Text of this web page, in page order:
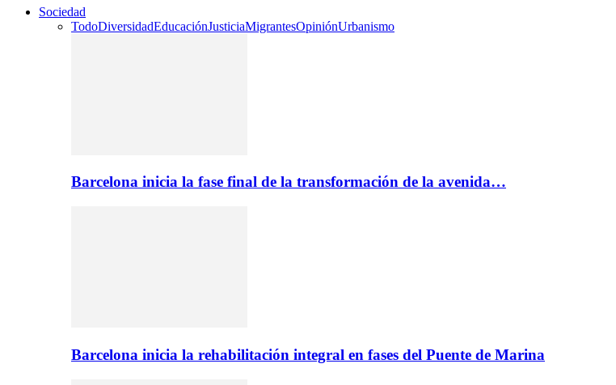
Sociedad
TodoDiversidadEducaciónJusticiaMigrantesOpiniónUrbanismo
Barcelona inicia la fase final de la transformación de la avenida…
Barcelona inicia la rehabilitación integral en fases del Puente de Marina